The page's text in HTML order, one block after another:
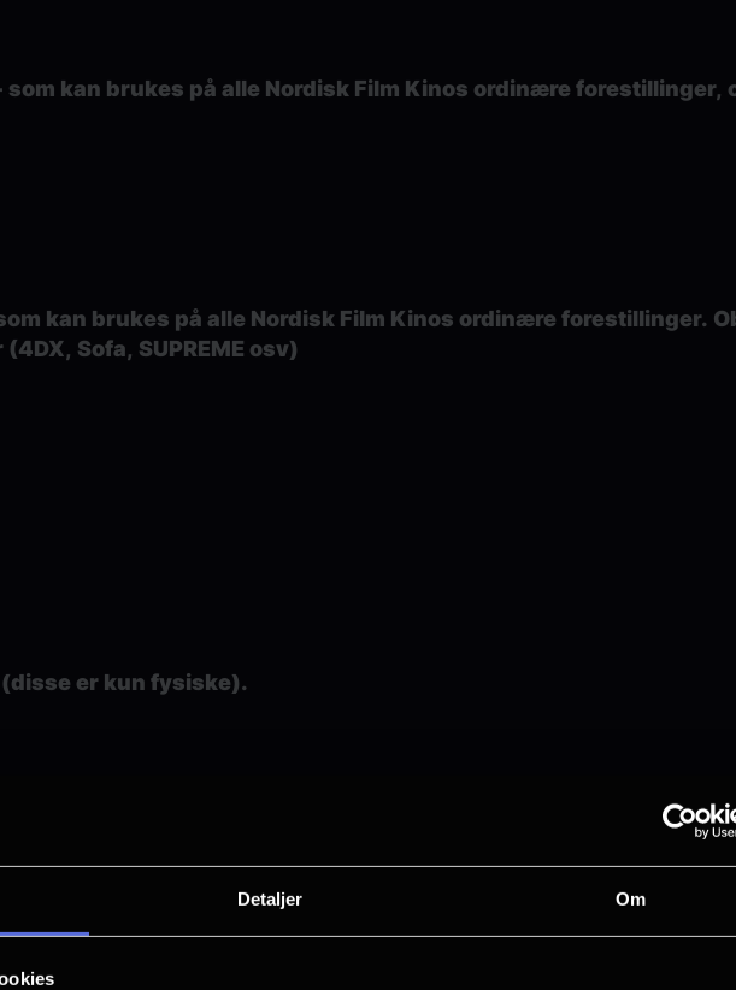
Detaljer Om
kan brukes på alle Nordisk Film Kinos ordinære forestillinger,
kan brukes på alle Nordisk Film Kinos ordinære forestillinger.
Sofa, SUPREME osv)
er kun fysiske).